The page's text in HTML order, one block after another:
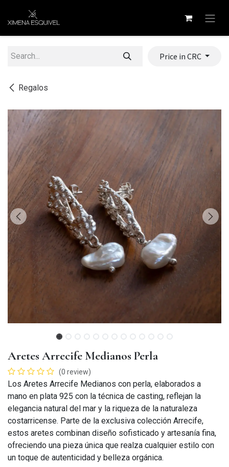
Regalos
Price in CRC
Aretes Arrecife Medianos Perla
(0 review)
Los Aretes Arrecife Medianos con perla, elaborados a
mano en plata 925 con la técnica de casting, reflejan la
elegancia natural del mar y la riqueza de la naturaleza
costarricense. Parte de la exclusiva colección Arrecife,
estos aretes combinan diseño sofisticado y artesanía fina,
ofreciendo una pieza única que realza cualquier estilo con
un toque de autenticidad y belleza orgánica.